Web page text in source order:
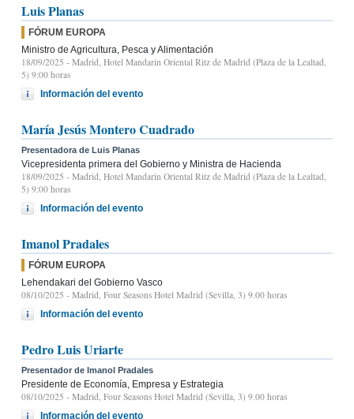
Luis Planas
FÓRUM EUROPA
Ministro de Agricultura, Pesca y Alimentación
18/09/2025 - Madrid, Hotel Mandarin Oriental Ritz de Madrid (Plaza de la Lealtad,
5) 9:00 horas
Información del evento
María Jesús Montero Cuadrado
Presentadora de Luis Planas
Vicepresidenta primera del Gobierno y Ministra de Hacienda
18/09/2025 - Madrid, Hotel Mandarin Oriental Ritz de Madrid (Plaza de la Lealtad,
5) 9:00 horas
Información del evento
Imanol Pradales
FÓRUM EUROPA
Lehendakari del Gobierno Vasco
08/10/2025 - Madrid, Four Seasons Hotel Madrid (Sevilla, 3) 9.00 horas
Información del evento
Pedro Luis Uriarte
Presentador de Imanol Pradales
Presidente de Economía, Empresa y Estrategia
08/10/2025 - Madrid, Four Seasons Hotel Madrid (Sevilla, 3) 9.00 horas
Información del evento